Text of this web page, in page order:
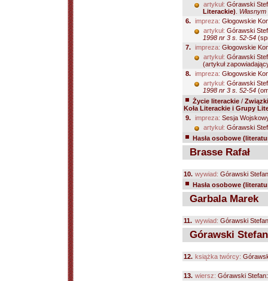
artykuł: Górawski
Literackie)
6. impreza: Głogowskie
artykuł: Górawski
1998 nr 3 s. 52-54
7. impreza: Głogowskie
artykuł: Górawski
(artykuł
8. impreza: Głogowskie
artykuł: Górawski
1998 nr 3 s. 52-54
Życie literackie /
Koła Literackie i Grupy
9. impreza: Sesja
artykuł: Górawski
Hasła osobowe
Brasse Rafał
10. wywiad: Górawski
Hasła osobowe
Garbala Marek
11. wywiad: Górawski
Górawski Stefan
12. książka twórcy:
13. wiersz: Górawski